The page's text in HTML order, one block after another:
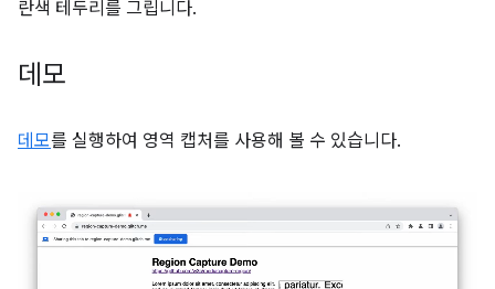
란색 테두리를 그립니다.
데모
데모를 실행하여 영역 캡처를 사용해 볼 수 있습니다.